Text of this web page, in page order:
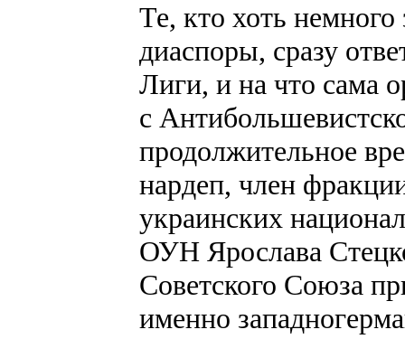
Те, кто хоть
диаспоры, сразу
Лиги, и на что сама
с
продолжительное
нардеп, член
украинских
ОУН Ярослава
Советского Союза
именно